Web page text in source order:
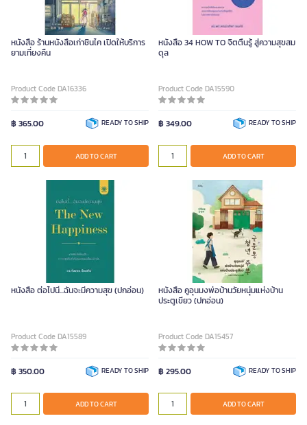
หนังสือ ร้านหนังสือเก่าชินไค เปิดให้บริการ
ยามเที่ยงคืน
Product Code DA16336
฿ 365.00 READY TO SHIP
ADD TO CART
หนังสือ 34 HOW TO จิตตื่นรู้ สู่ความสุขสม
ดุล
Product Code DA15590
฿ 349.00 READY TO SHIP
ADD TO CART
หนังสือ ต่อไปนี้...ฉันจะมีความสุข (ปกอ่อน)
Product Code DA15589
฿ 350.00 READY TO SHIP
ADD TO CART
หนังสือ คูอุนมงพ่อบ้านวัยหนุ่มแห่งบ้าน
ประตูเขียว (ปกอ่อน)
Product Code DA15457
฿ 295.00 READY TO SHIP
ADD TO CART